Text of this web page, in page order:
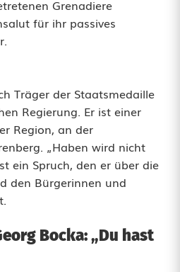
Grenadiere
für ihr passives
Träger der Staatsmedaille
Regierung. Er ist einer
Region, an der
„Haben wird nicht
ein Spruch, den er über die
den Bürgerinnen und
Bocka: „Du hast